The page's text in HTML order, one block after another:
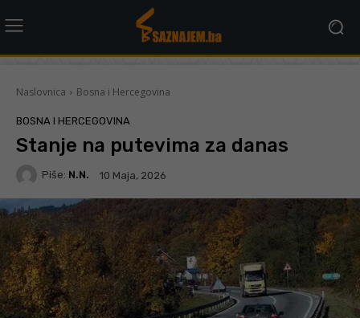
Naslovnica Bosna i Hercegovina
BOSNA I HERCEGOVINA
Stanje na putevima za danas
Piše: N.N. 10 Maja, 2026